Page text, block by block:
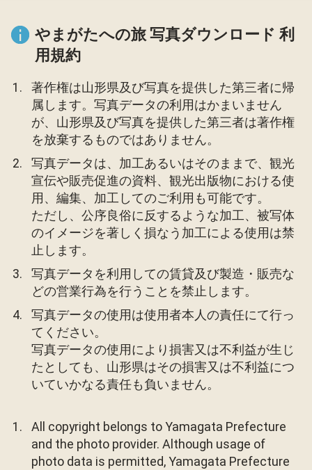
やまがたへの旅 写真ダウンロード 利
用規約
著作権は山形県及び写真を提供した第三者に帰
属します。写真データの利用はかまいません
が、山形県及び写真を提供した第三者は著作権
を放棄するものではありません。
写真データは、加工あるいはそのままで、観光
宣伝や販売促進の資料、観光出版物における使
用、編集、加工してのご利用も可能です。
ただし、公序良俗に反するような加工、被写体
のイメージを著しく損なう加工による使用は禁
止します。
写真データを利用しての賃貸及び製造・販売な
どの営業行為を行うことを禁止します。
写真データの使用は使用者本人の責任にて行っ
てください。
写真データの使用により損害又は不利益が生じ
たとしても、山形県はその損害又は不利益につ
いていかなる責任も負いません。
All copyright belongs to Yamagata Prefecture
and the photo provider. Although usage of
photo data is permitted, Yamagata Prefecture